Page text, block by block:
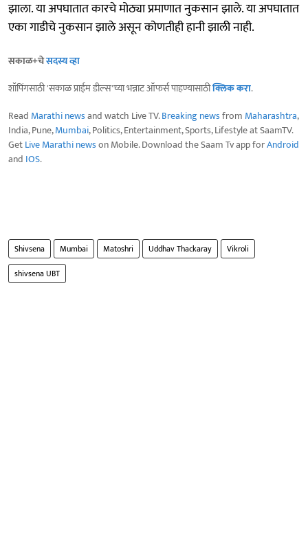
झाला. या अपघातात कारचे मोठ्या प्रमाणात नुकसान झाले. या अपघातात
एका गाडीचे नुकसान झाले असून कोणतीही हानी झाली नाही.
सकाळ+चेसदस्य व्हा
शॉपिंगसाठी 'सकाळ प्राईम डील्स'च्या भन्नाट ऑफर्स पाहण्यासाठीक्लिक करा.
Read Marathi newsand watch Live TV.Breaking newsfrom Maharashtra,
India, Pune,Mumbai, Politics, Entertainment, Sports, Lifestyle at SaamTV.
GetLive Marathi newson Mobile. Download the Saam Tv app forAndroid
and IOS.
Shivsena Mumbai Matoshri Uddhav Thackaray
Vikroli
shivsena UBT